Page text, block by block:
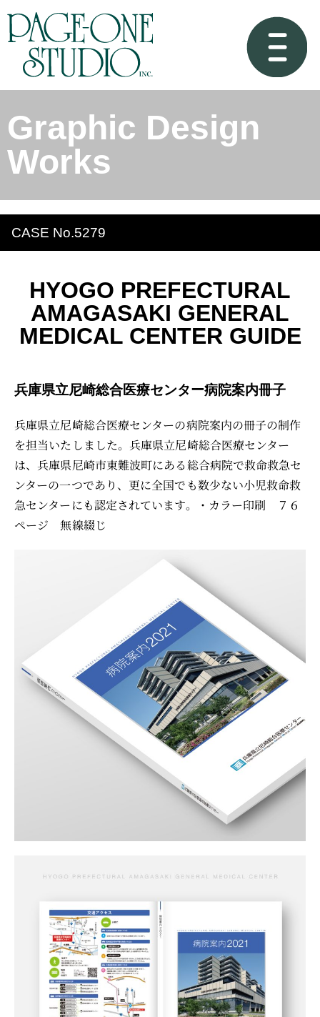
Graphic Design
Works
CASE No.5279
HYOGO PREFECTURAL
AMAGASAKI GENERAL
MEDICAL CENTER GUIDE
兵庫県立尼崎総合医療センター病院案内冊子
兵庫県立尼崎総合医療センターの病院案内の冊子の制作
を担当いたしました。兵庫県立尼崎総合医療センター
は、兵庫県尼崎市東難波町にある総合病院で救命救急セ
ンターの一つであり、更に全国でも数少ない小児救命救
急センターにも認定されています。・カラー印刷 ７６
ページ 無線綴じ